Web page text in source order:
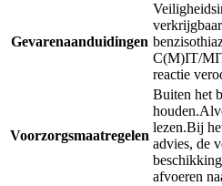
Gevarenaanduidingen
C(M)IT/
reactie
Voorzorgsmaatregelen
Buiten het
houden.
lezen.Bij
advies, de
afvoeren